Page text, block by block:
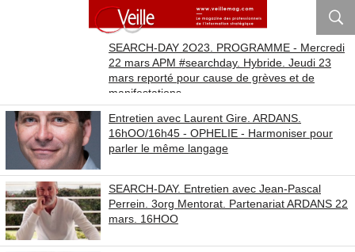
SEARCH-DAY 2O23. PROGRAMME - Mercredi
22 mars APM #searchday. Hybride. Jeudi 23
mars reporté pour cause de grèves et de
manifestations.
Entretien avec Laurent Gire. ARDANS.
16hOO/16h45 - OPHELIE - Harmoniser pour
parler le même langage
SEARCH-DAY. Entretien avec Jean-Pascal
Perrein. 3org Mentorat. Partenariat ARDANS 22
mars. 16HOO